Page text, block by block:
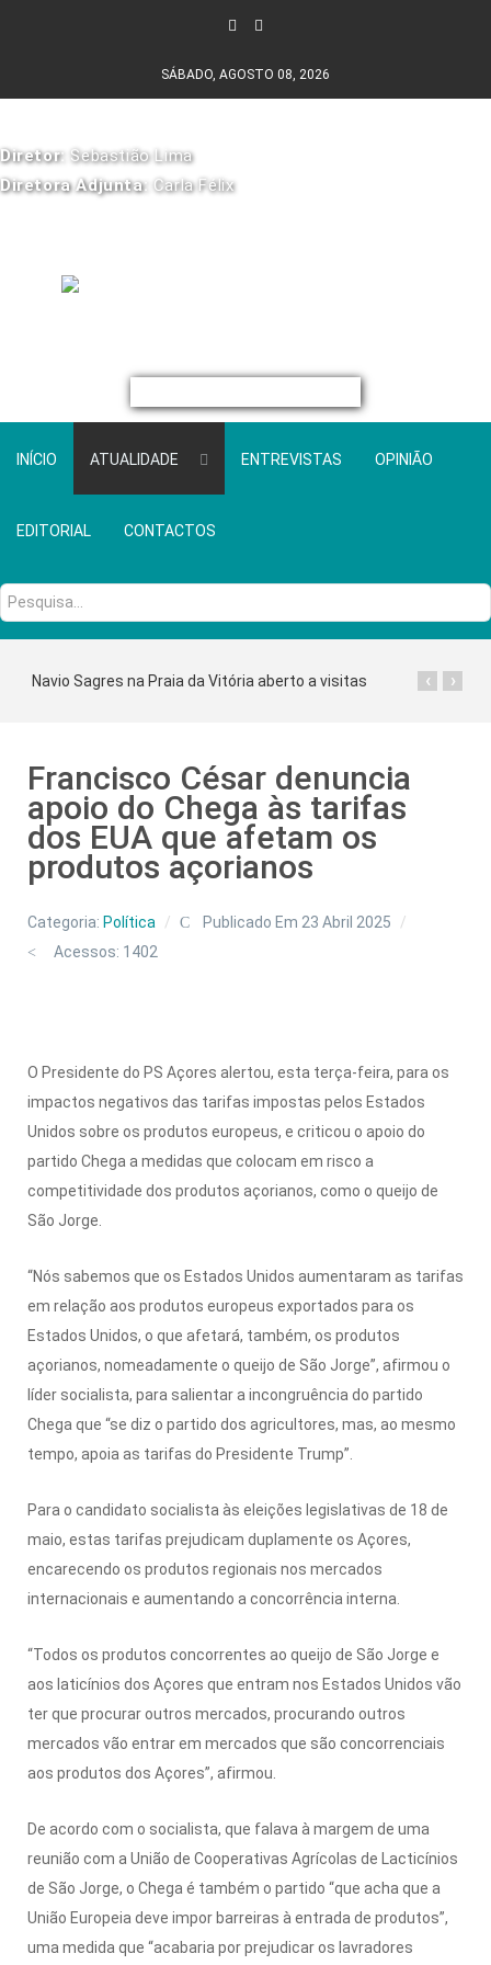
SÁBADO, AGOSTO 08, 2026
Diretor: Sebastião Lima
Diretora Adjunta: Carla Félix
INÍCIO ATUALIDADE ENTREVISTAS OPINIÃO
EDITORIAL CONTACTOS
Pesquisa...
Navio Sagres na Praia da Vitória aberto a visitas ›
‹
Francisco César denuncia
apoio do Chega às tarifas
dos EUA que afetam os
produtos açorianos
Categoria: Política
Publicado Em 23 Abril 2025
Acessos: 1402
O Presidente do PS Açores alertou, esta terça-feira, para os
impactos negativos das tarifas impostas pelos Estados
Unidos sobre os produtos europeus, e criticou o apoio do
partido Chega a medidas que colocam em risco a
competitividade dos produtos açorianos, como o queijo de
São Jorge.
“Nós sabemos que os Estados Unidos aumentaram as tarifas
em relação aos produtos europeus exportados para os
Estados Unidos, o que afetará, também, os produtos
açorianos, nomeadamente o queijo de São Jorge”, afirmou o
líder socialista, para salientar a incongruência do partido
Chega que “se diz o partido dos agricultores, mas, ao mesmo
tempo, apoia as tarifas do Presidente Trump”.
Para o candidato socialista às eleições legislativas de 18 de
maio, estas tarifas prejudicam duplamente os Açores,
encarecendo os produtos regionais nos mercados
internacionais e aumentando a concorrência interna.
“Todos os produtos concorrentes ao queijo de São Jorge e
aos laticínios dos Açores que entram nos Estados Unidos vão
ter que procurar outros mercados, procurando outros
mercados vão entrar em mercados que são concorrenciais
aos produtos dos Açores”, afirmou.
De acordo com o socialista, que falava à margem de uma
reunião com a União de Cooperativas Agrícolas de Lacticínios
de São Jorge, o Chega é também o partido “que acha que a
União Europeia deve impor barreiras à entrada de produtos”,
uma medida que “acabaria por prejudicar os lavradores